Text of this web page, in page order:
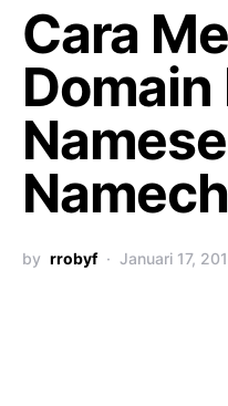
Cara
by rrobyf Januari 17,